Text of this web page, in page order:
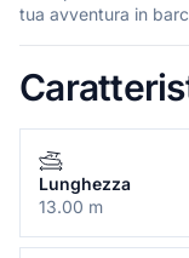
tua avventura in
Lunghezza
13.00 m